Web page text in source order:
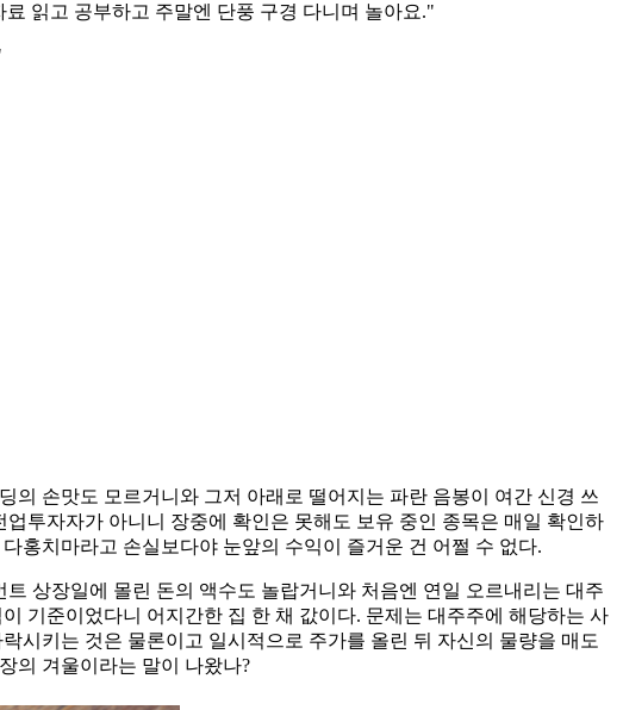
읽고 공부하고 주말엔 단풍 구경 다니며 놀아요."
손맛도 모르거니와 그저 아래로 떨어지는 파란 음봉이 여간 신경 쓰
투자자가 아니니 장중에 확인은 못해도 보유 중인 종목은 매일 확인하
홍치마라고 손실보다야 눈앞의 수익이 즐거운 건 어쩔 수 없다.
상장일에 몰린 돈의 액수도 놀랍거니와 처음엔 연일 오르내리는 대주
기준이었다니 어지간한 집 한 채 값이다. 문제는 대주주에 해당하는 사
시키는 것은 물론이고 일시적으로 주가를 올린 뒤 자신의 물량을 매도
의 겨울이라는 말이 나왔나?